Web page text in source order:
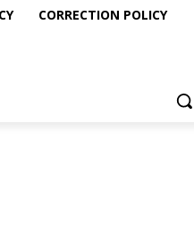
CORRECTION POLICY